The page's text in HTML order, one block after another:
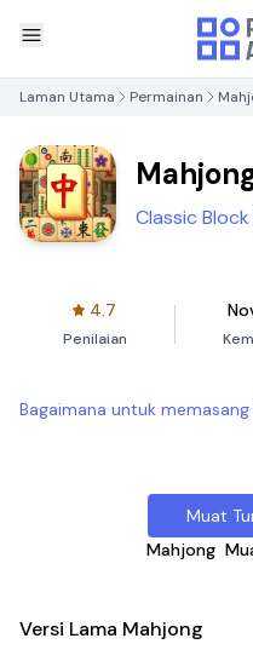
Laman Utama Permainan
Classic
4.7
Penilaian
Bagaimana untuk memasang
Muat
Mahjong
Versi Lama Mahjong